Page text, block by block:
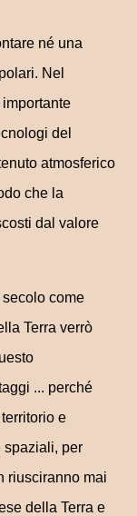
né una
Nel
del
atmosferico
che la
dal valore
come
Terra verrò
... perché
e
spaziali, per
riusciranno mai
della Terra e